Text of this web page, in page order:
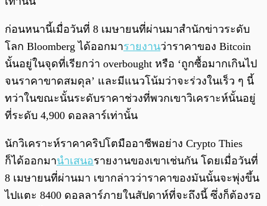
ก่อนหนานี้เมื่อวันที่ 8 เมษายนที่ผ่านมาสำนักข่าวระดับ
โลก Bloomberg ได้ออกมารายงานว่าราคาของ Bitcoin
นั้นอยู่ในจุดที่เรียกว่า overbought หรือ ‘ถูกซื้อมากเกินไป
จนราคาขาดสมดุล’ และมีแนวโน้มว่าจะร่วงในเร็ว ๆ นี้
ทว่าในขณะนั้นระดับราคาช่วงที่พวกเขาวิเคราะห์นั้นอยู่
ที่ระดับ 4,900 ดอลลาร์เท่านั้น
นักวิเคราะห์ราคาคริปโตมืออาชีพอย่าง Crypto Thies
ก็ได้ออกมานำเสนอรายงานของเขาเช่นกัน โดยเมื่อวันที่
8 เมษายนที่ผ่านมา เขากล่าวว่าราคาของมันนั้นจะพุ่งขึ้น
ไปแตะ 8400 ดอลลาร์ภายในสัปดาห์ที่จะถึงนี้ ซึ่งก็ต้องรอ